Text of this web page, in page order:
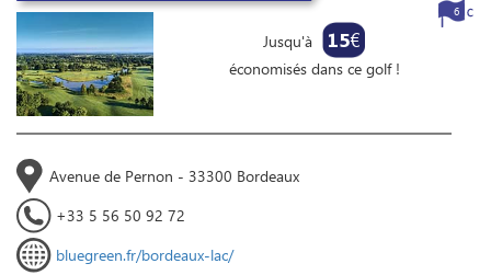
Jusqu'à 15€
économisés dans ce golf !
6
Avenue de Pernon - 33300 Bordeaux
+33 5 56 50 92 72
bluegreen.fr/bordeaux-lac/